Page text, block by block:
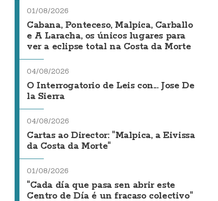
01/08/2026
Cabana, Ponteceso, Malpica, Carballo
e A Laracha, os únicos lugares para
ver a eclipse total na Costa da Morte
04/08/2026
O Interrogatorio de Leis con... Jose De
la Sierra
04/08/2026
Cartas ao Director: "Malpica, a Eivissa
da Costa da Morte"
01/08/2026
"Cada día que pasa sen abrir este
Centro de Día é un fracaso colectivo"